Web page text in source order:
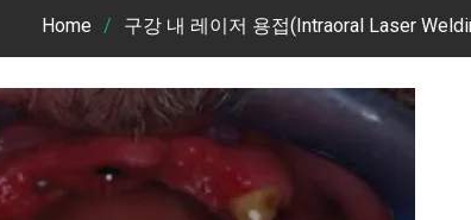
Home 구강 내 레이저 용접(Intraoral Laser